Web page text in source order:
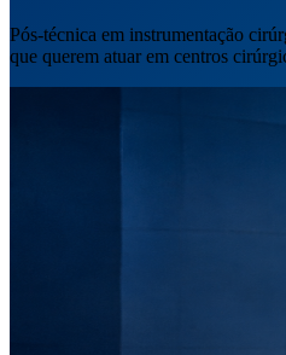
Pós-técnica em instrumentação
que querem atuar em centros